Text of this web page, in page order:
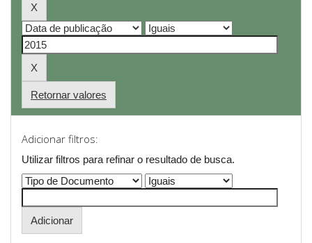
Retornar valores
Adicionar filtros:
Utilizar filtros para refinar o resultado de busca.